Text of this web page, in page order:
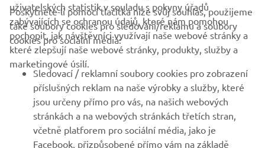
FIREMNÍ
B2B
VÍCE YAMAHA
PODPORA
uživatelských statistik v souladu s pokyny úřadů
zabývajících se ochranou údajů, které nám pomohou
pochopit, jak návštěvníci využívají naše webové stránky a
které zlepšují naše webové stránky, produkty, služby a
marketingové úsilí.
Poskytnete-li pomocí tlačítka níže svůj souhlas, použijeme
také soubory cookies pro sledování/reklamu a soubory
cookies pro sociální média:
Sledovací / reklamní soubory cookies pro zobrazení
příslušných reklam na naše výrobky a služby, které
jsou určeny přímo pro vás, na našich webových
stránkách a na webových stránkách třetích stran,
včetně platforem pro sociální média, jako je
Facebook, přizpůsobené přímo vám na základě